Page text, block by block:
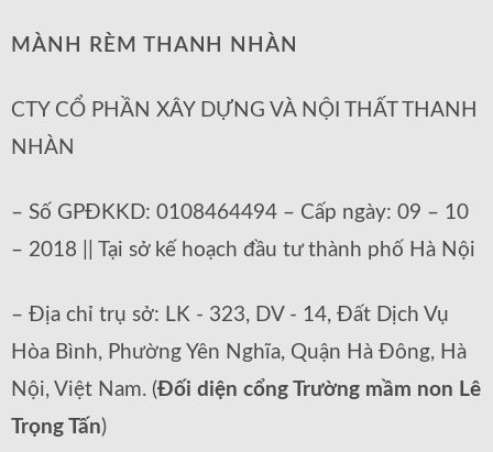
MÀNH RÈM THANH NHÀN
CTY CỔ PHẦN XÂY DỰNG VÀ NỘI THẤT THANH
NHÀN
– Số GPĐKKD: 0108464494 – Cấp ngày: 09 – 10
– 2018 || Tại sở kế hoạch đầu tư thành phố Hà Nội
– Địa chỉ trụ sở: LK - 323, DV - 14, Đất Dịch Vụ
Hòa Bình, Phường Yên Nghĩa, Quận Hà Đông, Hà
Nội, Việt Nam. (Đối diện cổng Trường mầm non Lê
Trọng Tấn)